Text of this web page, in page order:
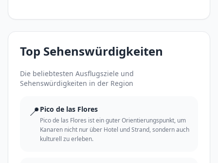
Top Sehenswürdigkeiten
Die beliebtesten Ausflugsziele und
Sehenswürdigkeiten in der Region
📍 Pico de las Flores
Pico de las Flores ist ein guter Orientierungspunkt, um
Kanaren nicht nur über Hotel und Strand, sondern auch
kulturell zu erleben.